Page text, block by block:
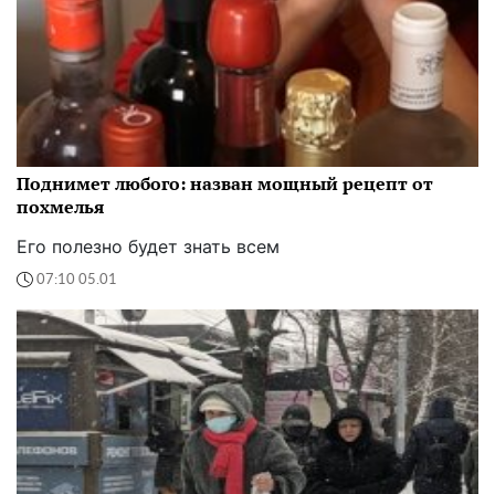
Поднимет любого: назван мощный рецепт от
похмелья
Его полезно будет знать всем
07:10 05.01